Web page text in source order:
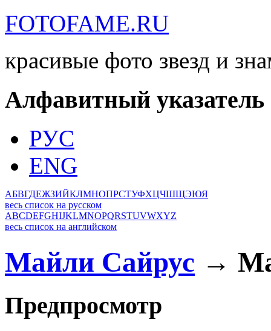
FOTOFAME.RU
красивые фото звезд и
Алфавитный указатель
РУС
ENG
АБВГДЕЖЗИЙКЛМНОПРСТУФХЦЧШЩЭЮЯ
весь список на русском
ABCDEFGHIJKLMNOPQRSTUVWXYZ
весь список на английском
Майли Сайрус →
Предпросмотр